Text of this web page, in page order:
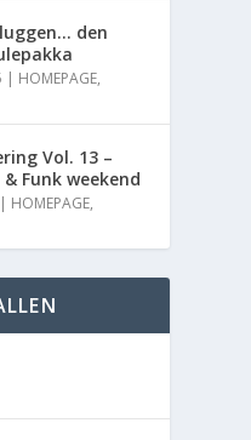
den
| HOMEPAGE,
Vol. 13 –
Funk weekend
| HOMEPAGE,